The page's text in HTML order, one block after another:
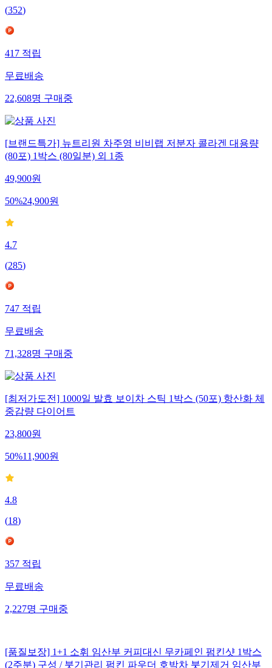
(352)
417적립
무료배송
22,608명구매중
[브랜드특가] 뉴트리원 차주영 비비랩 저분자 콜라겐 대용량
(80포) 1박스 (80일분) 외 1종
49,900원
50%24,900원
4.7
(285)
747적립
무료배송
71,328명구매중
[최저가도전] 1000일 발효 보이차 스틱 1박스 (50포) 항산화 체
중감량 다이어트
23,800원
50%11,900원
4.8
(18)
357적립
무료배송
2,227명구매중
[품질보장] 1+1 소휘 임산부 커피대신 무카페인 펌킨샷 1박스